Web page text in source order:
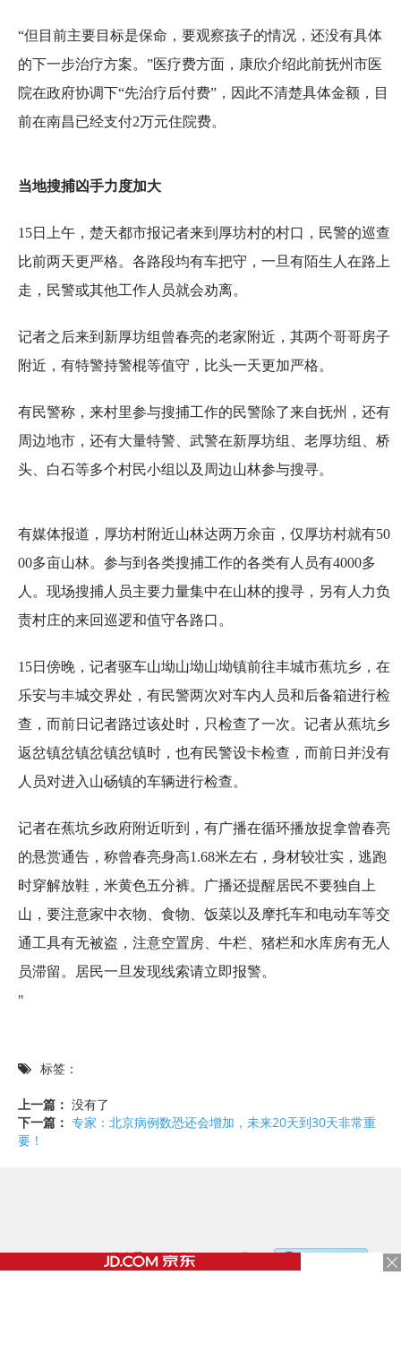
“但目前主要目标是保命，要观察孩子的情况，还没有具体
的下一步治疗方案。”医疗费方面，康欣介绍此前抚州市医
院在政府协调下“先治疗后付费”，因此不清楚具体金额，目
前在南昌已经支付2万元住院费。
当地搜捕凶手力度加大
15日上午，楚天都市报记者来到厚坊村的村口，民警的巡查
比前两天更严格。各路段均有车把守，一旦有陌生人在路上
走，民警或其他工作人员就会劝离。
记者之后来到新厚坊组曾春亮的老家附近，其两个哥哥房子
附近，有特警持警棍等值守，比头一天更加严格。
有民警称，来村里参与搜捕工作的民警除了来自抚州，还有
周边地市，还有大量特警、武警在新厚坊组、老厚坊组、桥
头、白石等多个村民小组以及周边山林参与搜寻。
有媒体报道，厚坊村附近山林达两万余亩，仅厚坊村就有50
00多亩山林。参与到各类搜捕工作的各类有人员有4000多
人。现场搜捕人员主要力量集中在山林的搜寻，另有人力负
责村庄的来回巡逻和值守各路口。
15日傍晚，记者驱车山坳山坳山坳镇前往丰城市蕉坑乡，在
乐安与丰城交界处，有民警两次对车内人员和后备箱进行检
查，而前日记者路过该处时，只检查了一次。记者从蕉坑乡
返岔镇岔镇岔镇岔镇时，也有民警设卡检查，而前日并没有
人员对进入山砀镇的车辆进行检查。
记者在蕉坑乡政府附近听到，有广播在循环播放捉拿曾春亮
的悬赏通告，称曾春亮身高1.68米左右，身材较壮实，逃跑
时穿解放鞋，米黄色五分裤。广播还提醒居民不要独自上
山，要注意家中衣物、食物、饭菜以及摩托车和电动车等交
通工具有无被盗，注意空置房、牛栏、猪栏和水库房有无人
员滞留。居民一旦发现线索请立即报警。
"
标签：
上一篇： 没有了
下一篇： 专家：北京病例数恐还会增加，未来20天到30天非常重
要！
©2017 - 2020 / 信息看 /粤ICP备17153186号-2，